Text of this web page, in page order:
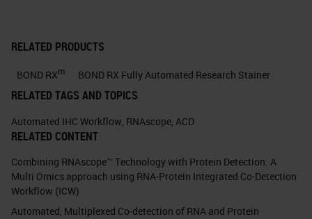
RELATED PRODUCTS
BOND RXm BOND RX Fully Automated Research Stainer
RELATED TAGS AND TOPICS
Automated IHC Workflow, RNAscope, ACD
RELATED CONTENT
Combining RNAscope™ Technology with Protein Detection: A
Multi Omics approach using RNA-Protein Integrated Co-Detection
Workflow (ICW)
Automated, Multiplexed Co-detection of RNA and Protein